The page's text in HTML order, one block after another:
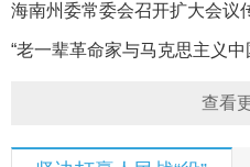
杯”校…
坐标，书写高质量发展贵南新
海南州委常委会召开扩大会议
届三中全会精神
“老一辈革命家与马克思主义
查看